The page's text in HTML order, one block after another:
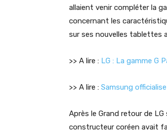
allaient venir compléter la
concernant les
sur ses nouvelles tablettes
>> A lire : LG : La gamme G
>> A lire : Samsung
Après le Grand retour de
constructeur coréen avait